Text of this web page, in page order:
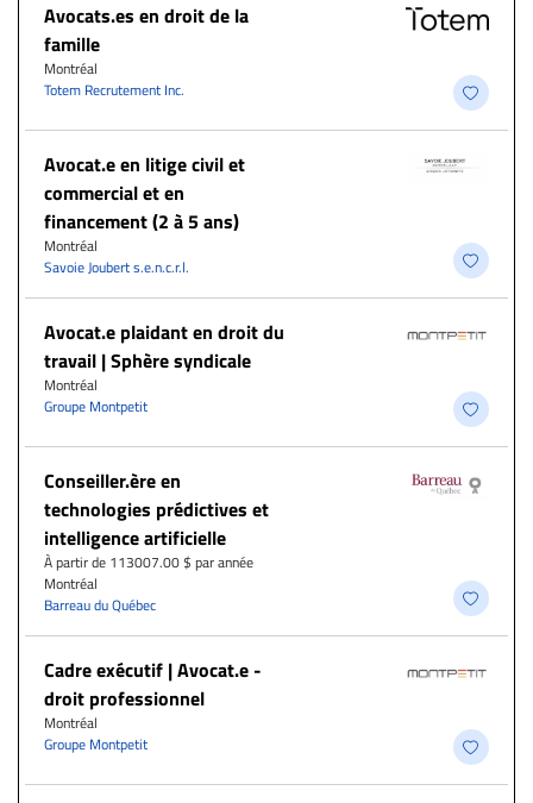
Avocats.es en droit de la
famille
Montréal
Totem Recrutement Inc.
Avocat.e en litige civil et
commercial et en
financement (2 à 5 ans)
Montréal
Savoie Joubert s.e.n.c.r.l.
Avocat.e plaidant en droit du
travail | Sphère syndicale
Montréal
Groupe Montpetit
Conseiller.ère en
technologies prédictives et
intelligence artificielle
À partir de 113007.00 $ par année
Montréal
Barreau du Québec
Cadre exécutif | Avocat.e -
droit professionnel
Montréal
Groupe Montpetit